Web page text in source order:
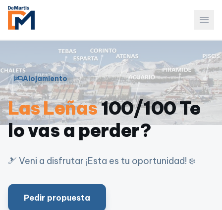
menu
hotelAlojamiento
Las Leñas100/100 Te
lo vas a perder?
🎿 Veni a disfrutar ¡Esta es tu oportunidad! ❄️
Pedir propuesta